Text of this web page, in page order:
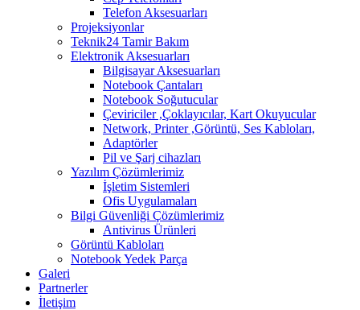
Telefon Aksesuarları
Projeksiyonlar
Teknik24 Tamir Bakım
Elektronik Aksesuarları
Bilgisayar Aksesuarları
Notebook Çantaları
Notebook Soğutucular
Çeviriciler ,Çoklayıcılar, Kart Okuyucular
Network, Printer ,Görüntü, Ses Kabloları,
Adaptörler
Pil ve Şarj cihazları
Yazılım Çözümlerimiz
İşletim Sistemleri
Ofis Uygulamaları
Bilgi Güvenliği Çözümlerimiz
Antivirus Ürünleri
Görüntü Kabloları
Notebook Yedek Parça
Galeri
Partnerler
İletişim